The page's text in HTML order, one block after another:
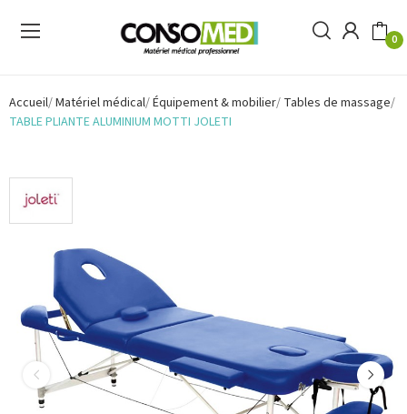
0
Accueil Matériel médical Équipement & mobilier Tables de massage
TABLE PLIANTE ALUMINIUM MOTTI JOLETI